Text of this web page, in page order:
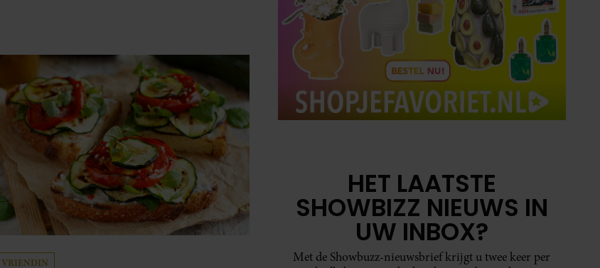
VRIENDIN
HET LAATSTE
SHOWBIZZ NIEUWS IN
UW INBOX?
Met de Showbuzz-nieuwsbrief krijgt u twee keer per